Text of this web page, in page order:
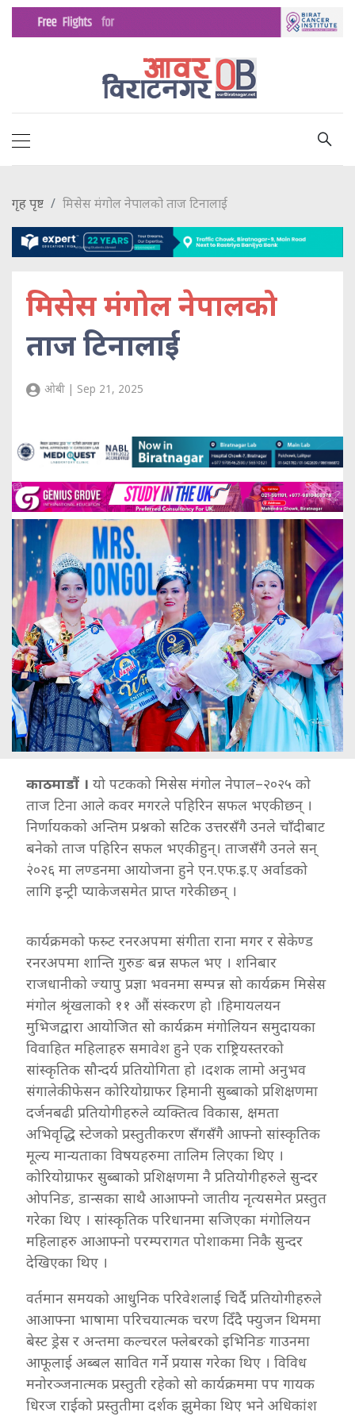
गृह पृष्ट मिसेस मंगोल नेपालको ताज टिनालाई
मिसेस मंगोल नेपालको
ताज टिनालाई
ओबी | Sep 21, 2025
काठमाडौं । यो पटकको मिसेस मंगोल नेपाल–२०२५ को
ताज टिना आले कवर मगरले पहिरिन सफल भएकी छन् ।
निर्णायकको अन्तिम प्रश्नको सटिक उत्तरसँगै उनले चाँदीबाट
बनेको ताज पहिरिन सफल भएकी हुन्। ताजसँगै उनले सन्
२ं०२६ मा लण्डनमा आयोजना हुने एन.एफ.इ.ए अर्वाडको
लागि इन्ट्री प्याकेजसमेत प्राप्त गरेकी छन् ।
कार्यक्रमको फस्र्ट रनरअपमा संगीता राना मगर र सेकेण्ड
रनरअपमा शान्ति गुरुङ बन्न सफल भए । शनिबार
राजधानीको ज्यापु प्रज्ञा भवनमा सम्पन्न सो कार्यक्रम मिसेस
मंगोल श्रृंखलाको ११ औं संस्करण हो ।हिमायलयन
मुभिजद्वारा आयोजित सो कार्यक्रम मंगोलियन समुदायका
विवाहित महिलाहरु समावेश हुने एक राष्ट्रियस्तरको
सांस्कृतिक सौन्दर्य प्रतियोगिता हो ।दशक लामो अनुभव
संगालेकी फेसन कोरियोग्राफर हिमानी सुब्बाको प्रशिक्षणमा
दर्जनबढी प्रतियोगीहरुले व्यक्तित्व विकास, क्षमता
अभिवृद्धि स्टेजको प्रस्तुतीकरण सँगसँगै आफ्नो सांस्कृतिक
मूल्य मान्यताका विषयहरुमा तालिम लिएका थिए ।
कोरियोग्राफर सुब्बाको प्रशिक्षणमा नै प्रतियोगीहरुले सुन्दर
ओपनिङ, डान्सका साथै आआफ्नो जातीय नृत्यसमेत प्रस्तुत
गरेका थिए । सांस्कृतिक परिधानमा सजिएका मंगोलियन
महिलाहरु आआफ्नो परम्परागत पोशाकमा निकै सुन्दर
देखिएका थिए ।
वर्तमान समयको आधुनिक परिवेशलाई चिर्दै प्रतियोगीहरुले
आआफ्ना भाषामा परिचयात्मक चरण दिँदै फ्युजन थिममा
बेस्ट ड्रेस र अन्तमा कल्चरल फ्लेबरको इभिनिङ गाउनमा
आफूलाई अब्बल सावित गर्ने प्रयास गरेका थिए । विविध
मनोरञ्जनात्मक प्रस्तुती रहेको सो कार्यक्रममा पप गायक
धिरज राईको प्रस्तुतीमा दर्शक झुमेका थिए भने अधिकांश